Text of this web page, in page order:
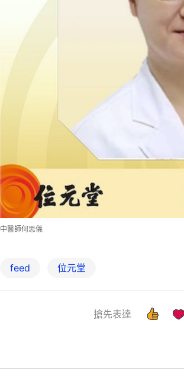
中醫師何思儀
feed 位元堂
搶先表達